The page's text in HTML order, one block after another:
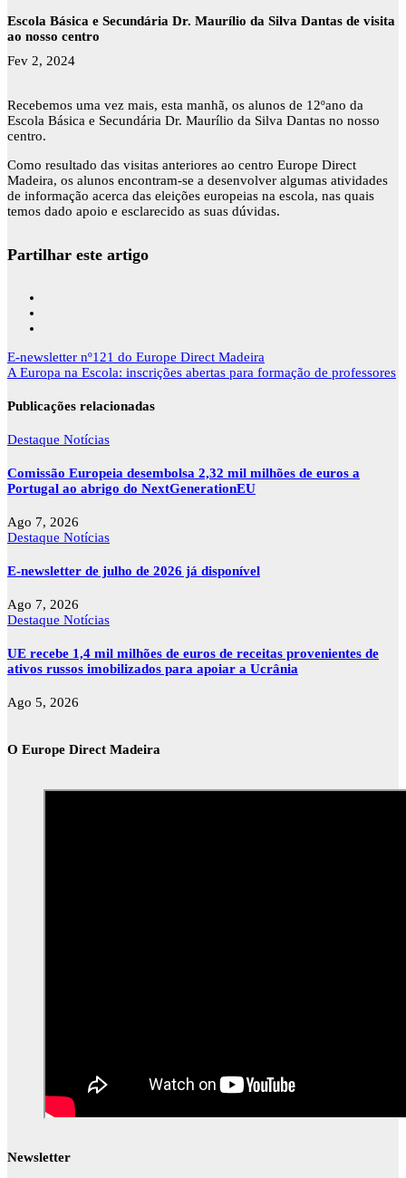
Escola Básica e Secundária Dr. Maurílio da Silva Dantas de visita
ao nosso centro
Fev 2, 2024
Recebemos uma vez mais, esta manhã, os alunos de 12ºano da
Escola Básica e Secundária Dr. Maurílio da Silva Dantas no nosso
centro.
Como resultado das visitas anteriores ao centro Europe Direct
Madeira, os alunos encontram-se a desenvolver algumas atividades
de informação acerca das eleições europeias na escola, nas quais
temos dado apoio e esclarecido as suas dúvidas.
Partilhar este artigo
Navegação
de
E-newsletter nº121 do Europe Direct Madeira
A Europa na Escola: inscrições abertas para formação de professores
Publicações relacionadas
Destaque Notícias
Comissão Europeia desembolsa 2,32 mil milhões de euros a
Portugal ao abrigo do NextGenerationEU
Ago 7, 2026
Destaque Notícias
E-newsletter de julho de 2026 já disponível
Ago 7, 2026
Destaque Notícias
UE recebe 1,4 mil milhões de euros de receitas provenientes de
ativos russos imobilizados para apoiar a Ucrânia
Ago 5, 2026
O Europe Direct Madeira
Newsletter